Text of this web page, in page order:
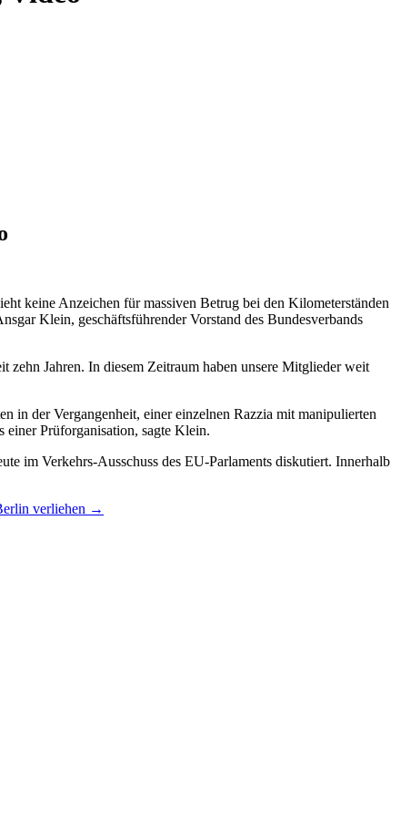
keine Anzeichen für massiven Betrug bei den Kilometerständen
Klein, geschäftsführender Vorstand des Bundesverbands
Jahren. In diesem Zeitraum haben unsere Mitglieder weit
in der Vergangenheit, einer einzelnen Razzia mit manipulierten
einer Prüforganisation, sagte Klein.
im Verkehrs-Ausschuss des EU-Parlaments diskutiert. Innerhalb
verliehen →